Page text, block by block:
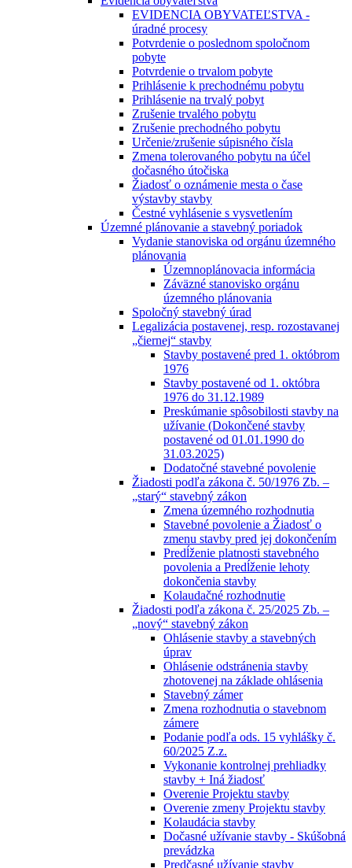
EVIDENCIA OBYVATEĽSTVA -
úradné procesy
Potvrdenie o poslednom spoločnom
pobyte
Potvrdenie o trvalom pobyte
Prihlásenie k prechodnému pobytu
Prihlásenie na trvalý pobyt
Zrušenie trvalého pobytu
Zrušenie prechodného pobytu
Určenie/zrušenie súpisného čísla
Zmena tolerovaného pobytu na účel
dočasného útočiska
Žiadosť o oznámenie mesta o čase
výstavby stavby
Čestné vyhlásenie s vysvetlením
Územné plánovanie a stavebný poriadok
Vydanie stanoviska od orgánu územného
plánovania
Územnoplánovacia informácia
Záväzné stanovisko orgánu
územného plánovania
Spoločný stavebný úrad
Legalizácia postavenej, resp. rozostavanej
„čiernej“ stavby
Stavby postavené pred 1. októbrom
1976
Stavby postavené od 1. októbra
1976 do 31.12.1989
Preskúmanie spôsobilosti stavby na
užívanie (Dokončené stavby
postavené od 01.01.1990 do
31.03.2025)
Dodatočné stavebné povolenie
Žiadosti podľa zákona č. 50/1976 Zb. –
„starý“ stavebný zákon
Zmena územného rozhodnutia
Stavebné povolenie a Žiadosť o
zmenu stavby pred jej dokončením
Predĺženie platnosti stavebného
povolenia a Predĺženie lehoty
dokončenia stavby
Kolaudačné rozhodnutie
Žiadosti podľa zákona č. 25/2025 Zb. –
„nový“ stavebný zákon
Ohlásenie stavby a stavebných
úprav
Ohlásenie odstránenia stavby
zhotovenej na základe ohlásenia
Stavebný zámer
Zmena rozhodnutia o stavebnom
zámere
Podanie podľa ods. 15 vyhlášky č.
60/2025 Z.z.
Vykonanie kontrolnej prehliadky
stavby + Iná žiadosť
Overenie Projektu stavby
Overenie zmeny Projektu stavby
Kolaudácia stavby
Dočasné užívanie stavby - Skúšobná
prevádzka
Predčasné užívanie stavby